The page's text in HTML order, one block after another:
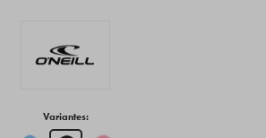
Variantes: